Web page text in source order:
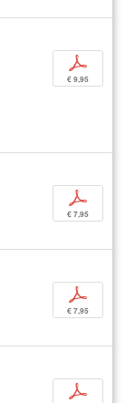
p
€ 9,95
p
€ 7,95
p
€ 7,95
p